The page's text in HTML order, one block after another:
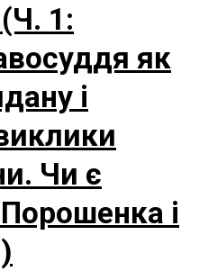
1:
як
і
Чи є
і